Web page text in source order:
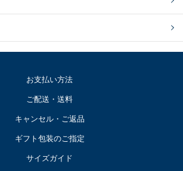
お支払い方法
ご配送・送料
キャンセル・ご返品
ギフト包装のご指定
サイズガイド